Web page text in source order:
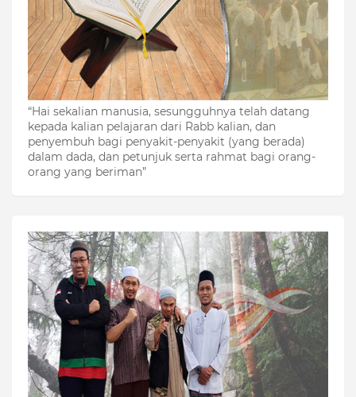
“Hai sekalian manusia, sesungguhnya telah datang
kepada kalian pelajaran dari Rabb kalian, dan
penyembuh bagi penyakit-penyakit (yang berada)
dalam dada, dan petunjuk serta rahmat bagi orang-
orang yang beriman”